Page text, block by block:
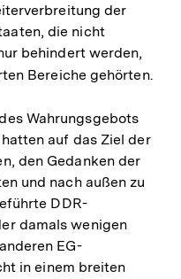
der
die nicht
behindert werden,
Bereiche gehörten.Zur
Wahrungsgebots
auf das Ziel der
den Gedanken der
und nach außen zu
DDR-
damals wenigen
EG-
in einem breiten